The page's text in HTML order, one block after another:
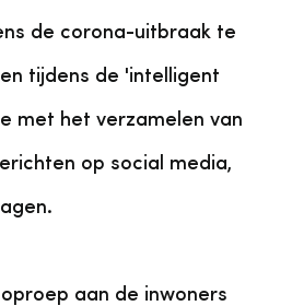
de corona-uitbraak te
tijdens de 'intelligent
met het verzamelen van
op social media,
aan de inwoners